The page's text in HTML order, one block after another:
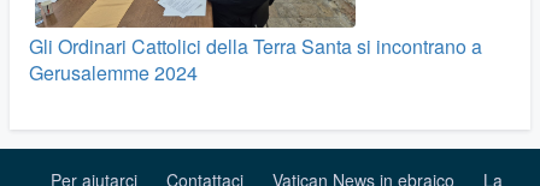
Gli Ordinari Cattolici della Terra Santa si incontrano a
Gerusalemme 2024
Per aiutarci Contattaci Vatican News in ebraico La